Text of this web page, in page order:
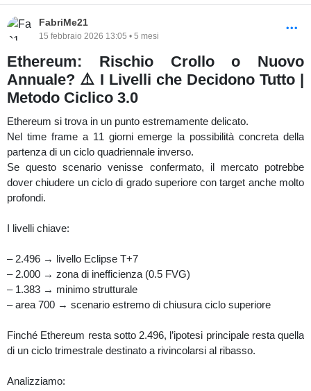
FabriMe21
15 febbraio 2026 13:05 • 5 mesi
Ethereum: Rischio Crollo o Nuovo
Annuale? ⚠️ I Livelli che Decidono Tutto |
Metodo Ciclico 3.0
Ethereum si trova in un punto estremamente delicato.
Nel time frame a 11 giorni emerge la possibilità concreta della
partenza di un ciclo quadriennale inverso.
Se questo scenario venisse confermato, il mercato potrebbe
dover chiudere un ciclo di grado superiore con target anche molto
profondi.
I livelli chiave:
– 2.496 → livello Eclipse T+7
– 2.000 → zona di inefficienza (0.5 FVG)
– 1.383 → minimo strutturale
– area 700 → scenario estremo di chiusura ciclo superiore
Finché Ethereum resta sotto 2.496, l’ipotesi principale resta quella
di un ciclo trimestrale destinato a rivincolarsi al ribasso.
Analizziamo: